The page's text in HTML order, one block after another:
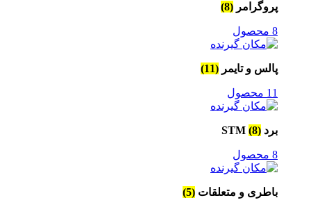
پروگرامر (8)
8 محصول
پالس و تایمر (11)
11 محصول
برد STM (8)
8 محصول
باطری و متعلقات (5)